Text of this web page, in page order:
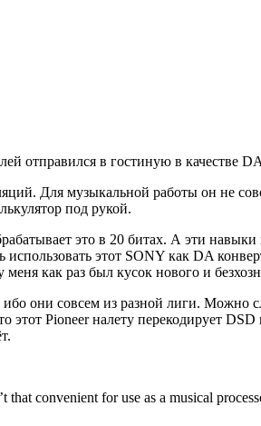
отправился в гостиную в качестве
Для музыкальной работы он не
под рукой.
это в 20 битах. А эти
этот SONY как DA
как раз был кусок нового и
они совсем из разной лиги. Можно
Pioneer налету перекодирует
convenient for use as a musical